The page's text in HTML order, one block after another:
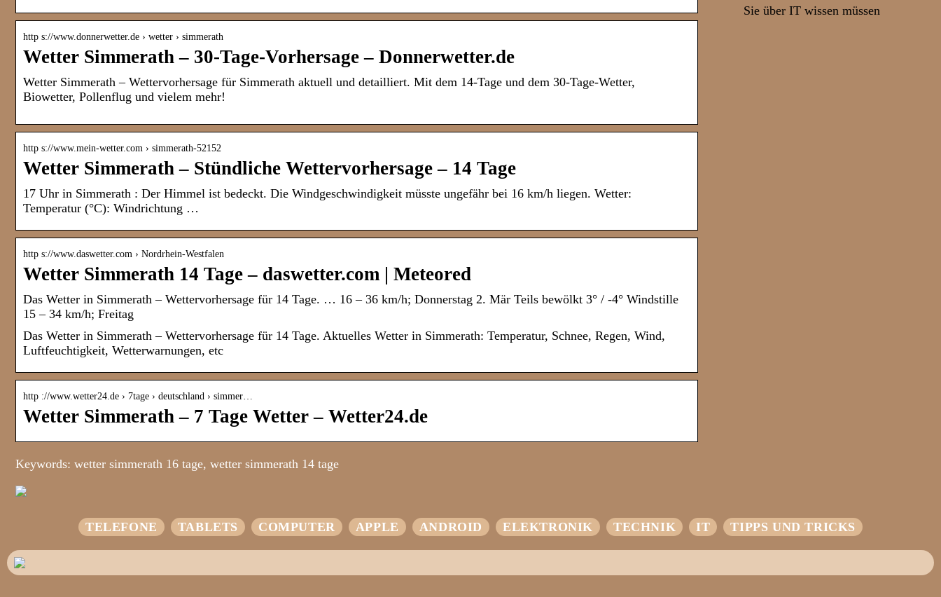
http s://www.donnerwetter.de › wetter › simmerath
Wetter Simmerath – 30-Tage-Vorhersage – Donnerwetter.de
Wetter Simmerath – Wettervorhersage für Simmerath aktuell und detailliert. Mit dem 14-Tage und dem 30-Tage-Wetter,
Biowetter, Pollenflug und vielem mehr!
http s://www.mein-wetter.com › simmerath-52152
Wetter Simmerath – Stündliche Wettervorhersage – 14 Tage
17 Uhr in Simmerath : Der Himmel ist bedeckt. Die Windgeschwindigkeit müsste ungefähr bei 16 km/h liegen. Wetter:
Temperatur (°C): Windrichtung …
http s://www.daswetter.com › Nordrhein-Westfalen
Wetter Simmerath 14 Tage – daswetter.com | Meteored
Das Wetter in Simmerath – Wettervorhersage für 14 Tage. … 16 – 36 km/h; Donnerstag 2. Mär Teils bewölkt 3° / -4° Windstille
15 – 34 km/h; Freitag
Das Wetter in Simmerath – Wettervorhersage für 14 Tage. Aktuelles Wetter in Simmerath: Temperatur, Schnee, Regen, Wind,
Luftfeuchtigkeit, Wetterwarnungen, etc
http ://www.wetter24.de › 7tage › deutschland › simmer…
Wetter Simmerath – 7 Tage Wetter – Wetter24.de
Keywords: wetter simmerath 16 tage, wetter simmerath 14 tage
Sie über IT wissen müssen
TELEFONE TABLETS COMPUTER APPLE ANDROID ELEKTRONIK TECHNIK IT TIPPS UND TRICKS